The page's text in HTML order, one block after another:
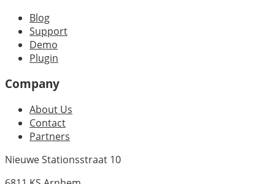
Blog
Support
Demo
Plugin
Company
About Us
Contact
Partners
Nieuwe Stationsstraat 10